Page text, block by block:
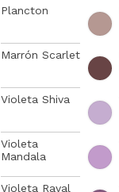
Plancton
Marrón Scarlet
Violeta Shiva
Violeta
Mandala
Violeta Raval